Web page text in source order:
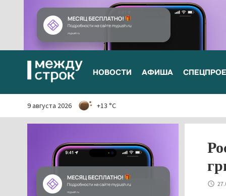
НОВОСТИ АФИША
9 августа 2026 +13 °C